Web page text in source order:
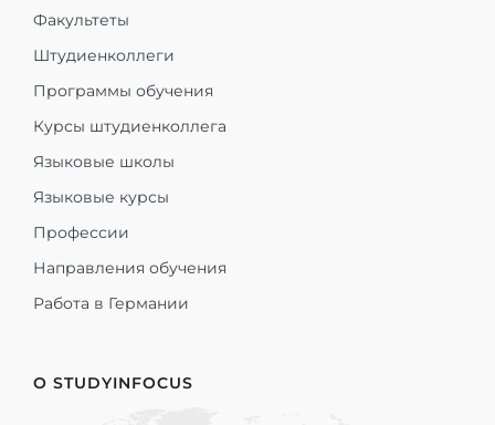
Факультеты
Штудиенколлеги
Программы обучения
Курсы штудиенколлега
Языковые школы
Языковые курсы
Профессии
Направления обучения
Работа в Германии
О STUDYINFOCUS